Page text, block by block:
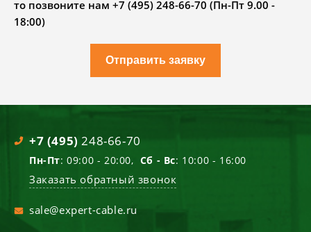
то позвоните нам +7 (495) 248-66-70 (Пн-Пт 9.00 -
18:00)
Отправить заявку
+7 (495) 248-66-70
Пн-Пт: 09:00 - 20:00, Сб - Вс: 10:00 - 16:00
Заказать обратный звонок
sale@expert-cable.ru